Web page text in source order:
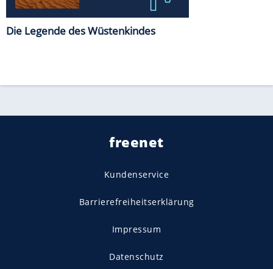
Die Legende des Wüstenkindes
freenet
Kundenservice
Barrierefreiheitserklärung
Impressum
Datenschutz